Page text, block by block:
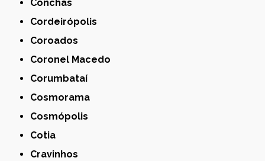
Conchas
Cordeirópolis
Coroados
Coronel Macedo
Corumbataí
Cosmorama
Cosmópolis
Cotia
Cravinhos